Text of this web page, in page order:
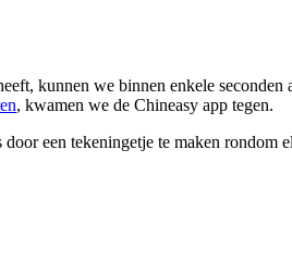
kunnen we binnen enkele seconden
, kwamen we de Chineasy app tegen.
een tekeningetje te maken rondom